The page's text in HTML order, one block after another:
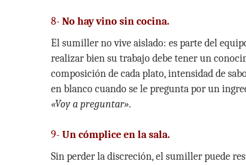
8- No hay vino sin cocina.
El sumiller no vive aislado: es parte del
realizar bien su trabajo debe tener un
composición de cada plato, intensidad de
en blanco cuando se le pregunta por un
«Voy a preguntar».
9- Un cómplice en la sala.
Sin perder la discreción, el sumiller puede